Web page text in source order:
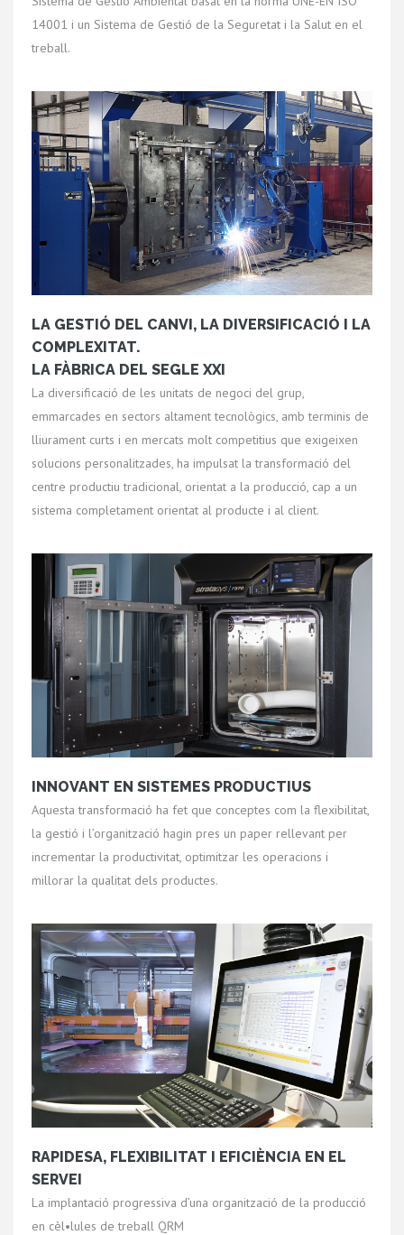
14001 i un Sistema de Gestió de la Seguretat i la Salut en el
treball.
LA GESTIÓ DEL CANVI, LA DIVERSIFICACIÓ I LA
COMPLEXITAT.
LA FÀBRICA DEL SEGLE XXI
La diversificació de les unitats de negoci del grup,
emmarcades en sectors altament tecnològics, amb terminis de
lliurament curts i en mercats molt competitius que exigeixen
solucions personalitzades, ha impulsat la transformació del
centre productiu tradicional, orientat a la producció, cap a un
sistema completament orientat al producte i al client.
INNOVANT EN SISTEMES PRODUCTIUS
Aquesta transformació ha fet que conceptes com la flexibilitat,
la gestió i l’organització hagin pres un paper rellevant per
incrementar la productivitat, optimitzar les operacions i
millorar la qualitat dels productes.
RAPIDESA, FLEXIBILITAT I EFICIÈNCIA EN EL
SERVEI
La implantació progressiva d’una organització de la producció
en cèl•lules de treball QRM